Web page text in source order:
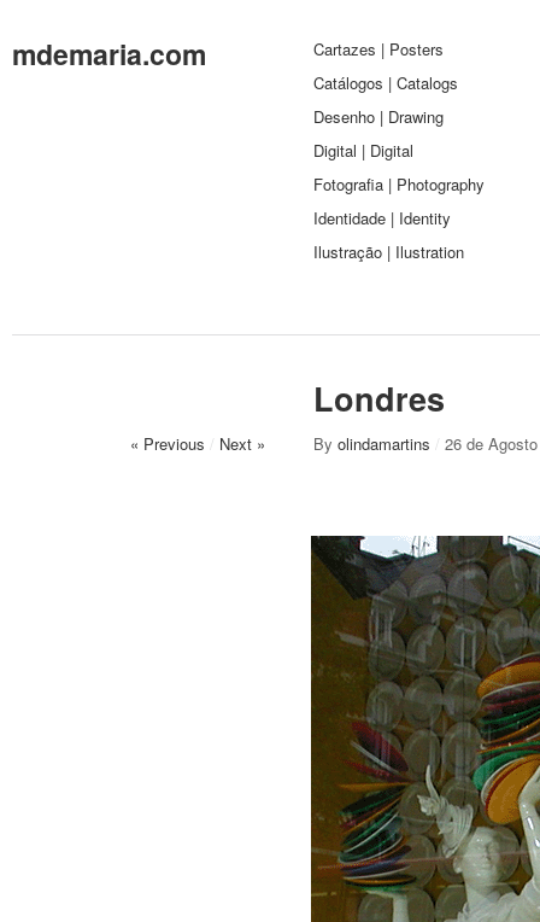
mdemaria.com
Cartazes | Posters
Catálogos | Catalogs
Desenho | Drawing
Digital | Digital
Fotografia | Photography
Identidade | Identity
Ilustração | Ilustration
Londres
« Previous / Next » By olindamartins / 26 de